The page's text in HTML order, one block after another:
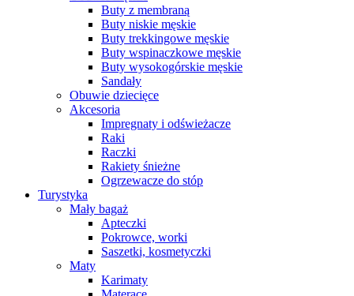
Buty z membraną
Buty niskie męskie
Buty trekkingowe męskie
Buty wspinaczkowe męskie
Buty wysokogórskie męskie
Sandały
Obuwie dziecięce
Akcesoria
Impregnaty i odświeżacze
Raki
Raczki
Rakiety śnieżne
Ogrzewacze do stóp
Turystyka
Mały bagaż
Apteczki
Pokrowce, worki
Saszetki, kosmetyczki
Maty
Karimaty